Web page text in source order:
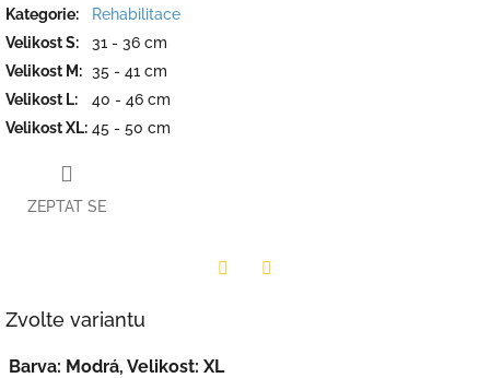
Kategorie:
Rehabilitace
Velikost S:
31 - 36 cm
Velikost M: 35 - 41 cm
Velikost L:
40 - 46 cm
Velikost XL: 45 - 50 cm
ZEPTAT SE
Zvolte variantu
Barva: Modrá, Velikost: XL